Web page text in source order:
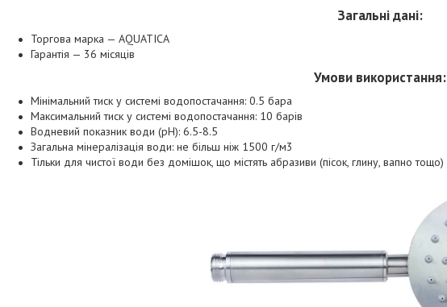
Загальні дані:
Торгова марка — AQUATICA
Гарантія — 36 місяців
Умови використання:
Мінімальний тиск у системі водопостачання: 0.5 бара
Максимальний тиск у системі водопостачання: 10 барів
Водневий показник води (pH): 6.5-8.5
Загальна мінералізація води: не більш ніж 1500 г/м3
Тільки для чистої води без домішок, що містять абразиви (пісок, глину, вапно тощо)